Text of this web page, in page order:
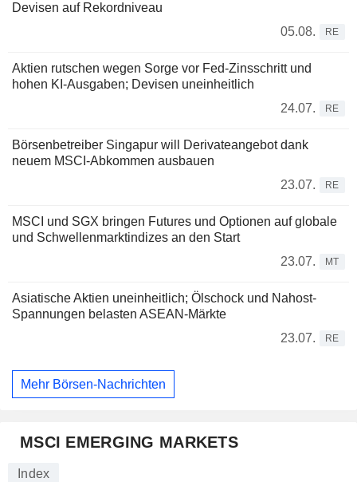
Devisen auf Rekordniveau
05.08.
RE
Aktien rutschen wegen Sorge vor Fed-Zinsschritt und
hohen KI-Ausgaben; Devisen uneinheitlich
24.07.
RE
Börsenbetreiber Singapur will Derivateangebot dank
neuem MSCI-Abkommen ausbauen
23.07.
RE
MSCI und SGX bringen Futures und Optionen auf globale
und Schwellenmarktindizes an den Start
23.07.
MT
Asiatische Aktien uneinheitlich; Ölschock und Nahost-
Spannungen belasten ASEAN-Märkte
23.07.
RE
Mehr Börsen-Nachrichten
MSCI EMERGING MARKETS
Index